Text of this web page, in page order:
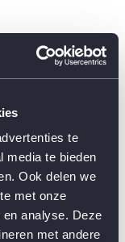
te
media te bieden
Ook delen we
met onze
analyse. Deze
met andere